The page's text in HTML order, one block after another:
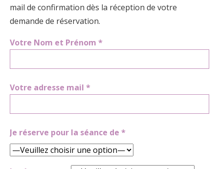
mail de confirmation dès la réception de votre
demande de réservation.
Votre Nom et Prénom *
Votre adresse mail *
Je réserve pour la séance de *